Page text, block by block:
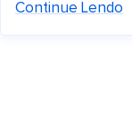
Continue Lendo